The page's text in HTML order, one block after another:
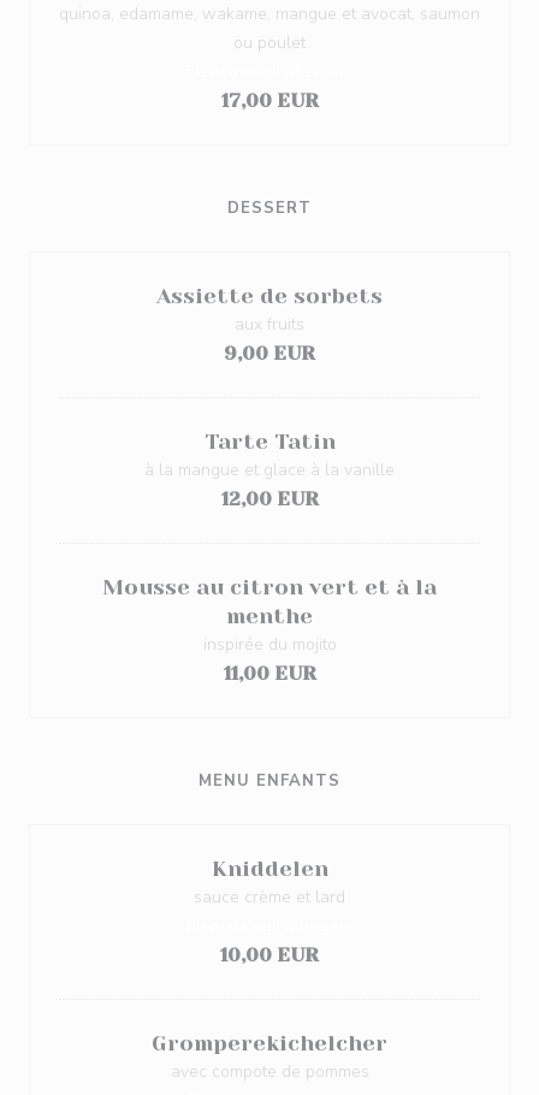
quinoa, edamame, wakame, mangue et avocat, saumon
ou poulet
17,00 EUR
DESSERT
Assiette de sorbets
aux fruits
9,00 EUR
Tarte Tatin
à la mangue et glace à la vanille
12,00 EUR
Mousse au citron vert et à la
menthe
inspirée du mojito
11,00 EUR
MENU ENFANTS
Kniddelen
sauce crème et lard
10,00 EUR
Gromperekichelcher
avec compote de pommes